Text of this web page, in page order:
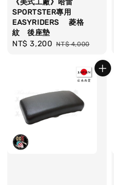
《美式工廠》哈雷
SPORTSTER專用
EASYRIDERS 菱格
紋 後座墊
Sale
NT$ 3,200 Regular
NT$ 4,000